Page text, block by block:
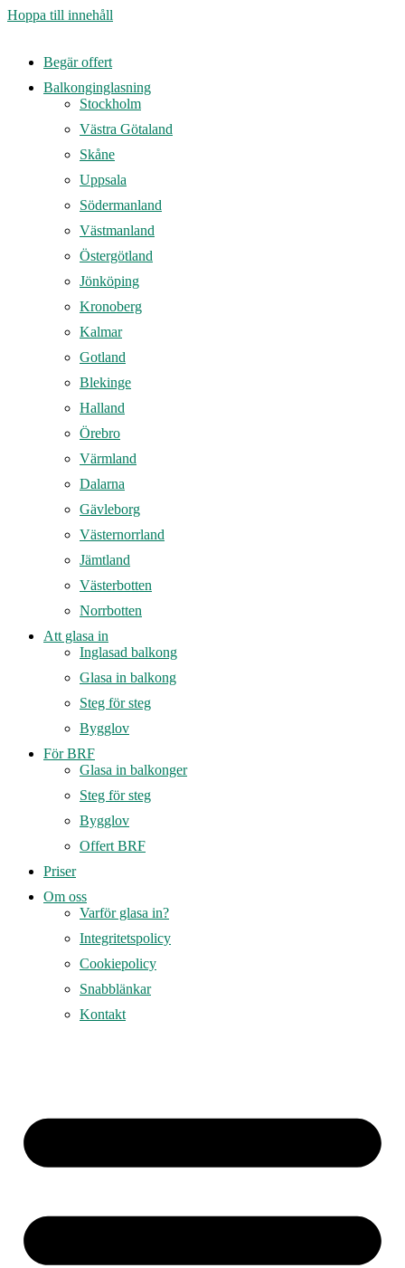
Hoppa till innehåll
Begär offert
Balkonginglasning
Stockholm
Västra Götaland
Skåne
Uppsala
Södermanland
Västmanland
Östergötland
Jönköping
Kronoberg
Kalmar
Gotland
Blekinge
Halland
Örebro
Värmland
Dalarna
Gävleborg
Västernorrland
Jämtland
Västerbotten
Norrbotten
Att glasa in
Inglasad balkong
Glasa in balkong
Steg för steg
Bygglov
För BRF
Glasa in balkonger
Steg för steg
Bygglov
Offert BRF
Priser
Om oss
Varför glasa in?
Integritetspolicy
Cookiepolicy
Snabblänkar
Kontakt